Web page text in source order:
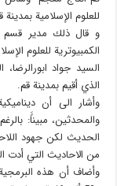
للعلوم الإسلامية
و قال ذلك مدير قسم
الكمبيوترية للعلوم
الذي أقيم بمدينة قم.
وأشار الى أن
والمحدثين، مبيناًَ:
الحديث لكن جهود
من الاحاديث التي أدت